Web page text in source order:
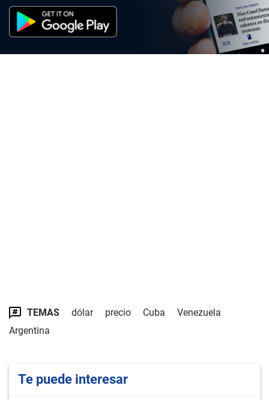
TEMAS dólar precio Cuba
Venezuela
Argentina
Te puede interesar